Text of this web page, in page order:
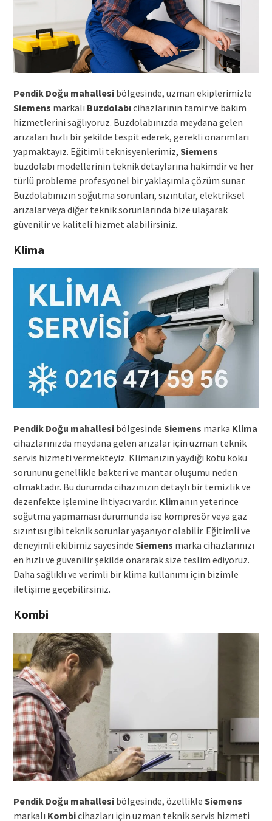
Pendik Doğu mahallesibölgesinde, uzman ekiplerimizle
Siemens markalı Buzdolabıcihazlarının tamir ve bakım
hizmetlerini sağlıyoruz. Buzdolabınızda meydana gelen
arızaları hızlı bir şekilde tespit ederek, gerekli onarımları
yapmaktayız. Eğitimli teknisyenlerimiz, Siemens
buzdolabı modellerinin teknik detaylarına hakimdir ve her
türlü probleme profesyonel bir yaklaşımla çözüm sunar.
Buzdolabınızın soğutma sorunları, sızıntılar, elektriksel
arızalar veya diğer teknik sorunlarında bize ulaşarak
güvenilir ve kaliteli hizmet alabilirsiniz.
Klima
Pendik Doğu mahallesibölgesinde Siemens marka Klima
cihazlarınızda meydana gelen arızalar için uzman teknik
servis hizmeti vermekteyiz. Klimanızın yaydığı kötü koku
sorununu genellikle bakteri ve mantar oluşumu neden
olmaktadır. Bu durumda cihazınızın detaylı bir temizlik ve
dezenfekte işlemine ihtiyacı vardır. Klimanın yeterince
soğutma yapmaması durumunda ise kompresör veya gaz
sızıntısı gibi teknik sorunlar yaşanıyor olabilir. Eğitimli ve
deneyimli ekibimiz sayesinde Siemens marka cihazlarınızı
en hızlı ve güvenilir şekilde onararak size teslim ediyoruz.
Daha sağlıklı ve verimli bir klima kullanımı için bizimle
iletişime geçebilirsiniz.
Kombi
Pendik Doğu mahallesibölgesinde, özellikle Siemens
markalı Kombicihazları için uzman teknik servis hizmeti